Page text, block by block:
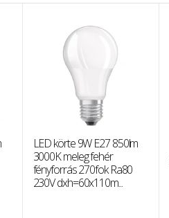
LED körte 9W E27 850lm
3000K meleg fehér
fényforrás 270fok Ra80
230V dxh=60x110m...